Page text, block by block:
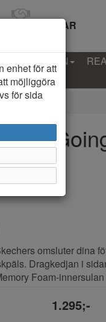
KÖP I 14 DAGAR
REA
omsluter dina
Dragkedjan i
Foam-
1.295;-
enhet för att
möjliggöra
för sida